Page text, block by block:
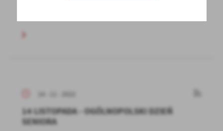
14 - 11 - 2022
14 LISTOPADA - OGÓLNOPOLSKI DZIEŃ
SENIORA